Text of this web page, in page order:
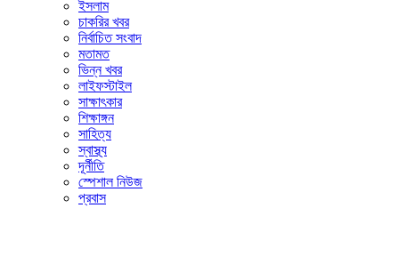
ইসলাম
চাকরির খবর
নির্বাচিত সংবাদ
মতামত
ভিন্ন খবর
লাইফস্টাইল
সাক্ষাৎকার
শিক্ষাঙ্গন
সাহিত্য
স্বাস্থ্য
দূর্নীতি
স্পেশাল নিউজ
প্রবাস